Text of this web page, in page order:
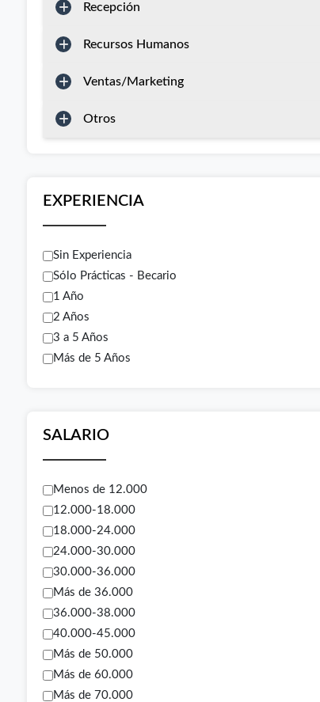
Recepción
Recursos Humanos
Ventas/Marketing
Otros
EXPERIENCIA
Sin Experiencia
Sólo Prácticas - Becario
1 Año
2 Años
3 a 5 Años
Más de 5 Años
SALARIO
Menos de 12.000
12.000-18.000
18.000-24.000
24.000-30.000
30.000-36.000
Más de 36.000
36.000-38.000
40.000-45.000
Más de 50.000
Más de 60.000
Más de 70.000